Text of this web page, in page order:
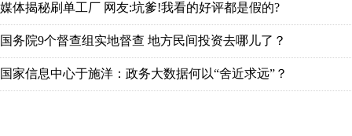
媒体揭秘刷单工厂 网友:坑爹!我看的好评都是假的?
国务院9个督查组实地督查 地方民间投资去哪儿了？
国家信息中心于施洋：政务大数据何以“舍近求远”？